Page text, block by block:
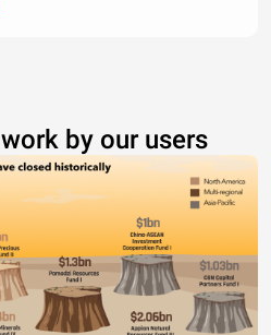
by our users